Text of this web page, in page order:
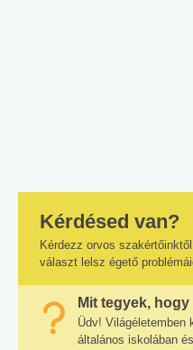
Kérdésed van?
Kérdezz orvos
választ lelsz égető
Mit tegyek,
Üdv! Világéletemben
általános iskolában